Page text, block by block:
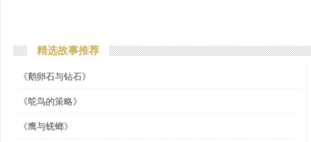
精选故事推荐
《鹅卵石与钻石》
《鸵鸟的策略》
《鹰与蜣螂》